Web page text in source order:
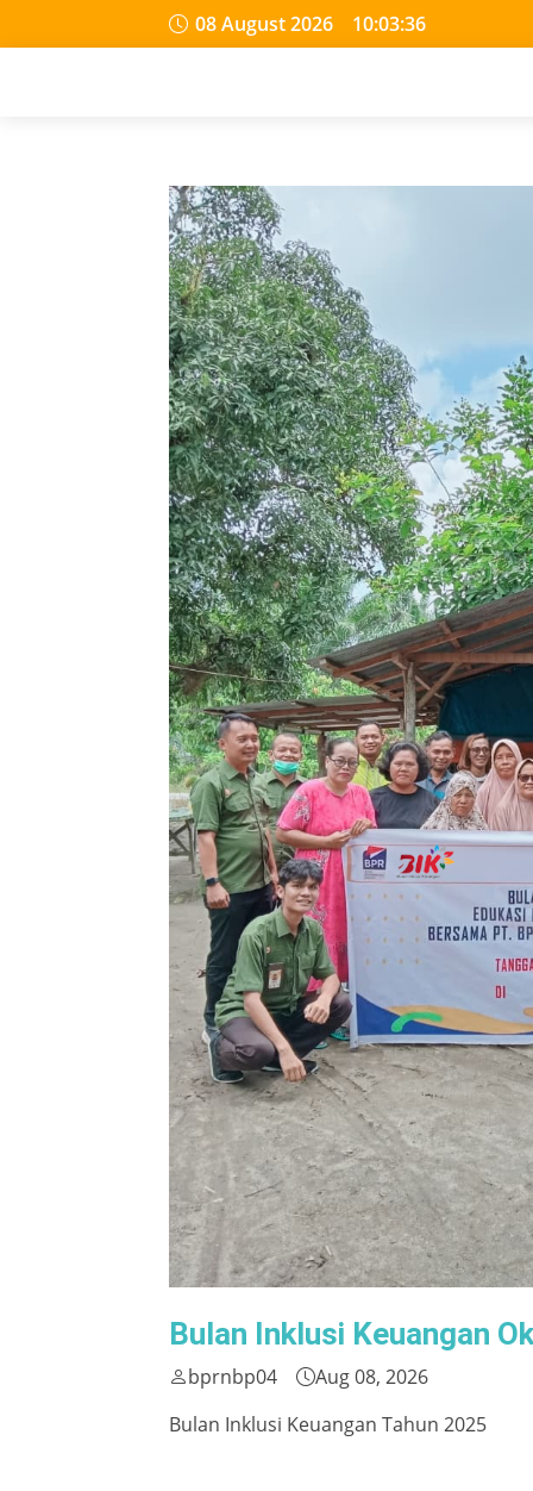
08 August 2026 10:03:37
Bulan Inklusi Keuangan
bprnbp04
Aug 08, 2026
Bulan Inklusi Keuangan Tahun 2025